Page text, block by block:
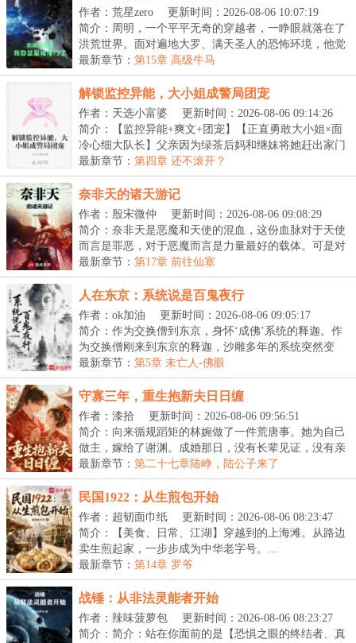
作者：荒星zero
更新时间：2026-08-06 10:07:19
简介：周明，一个平平无奇的穿越者，一睁眼就落在了
洪荒世界。面对遍地大罗、满天圣人的恐怖环境，他觉
醒...
最新章节： 第15章 高级牛马
解锁监控异能，大小姐成警局团宠
作者：天选小富婆
更新时间：2026-08-06 09:14:26
简介：【监控异能+爽文+团宠】【正直勇敢大小姐×面
冷心细大队长】父亲因为绿茶后妈和继妹将她赶出家门
的...
最新章节： 第四章 还不滚开？
奈非天的诸天游记
作者：殷宋微仲
更新时间：2026-08-06 09:08:29
简介：奈非天是恶魔和天使的混血，这份血脉对于天使
而言是罪恶，对于恶魔而言是力量最好的载体。可是对
于...
最新章节： 第17章 前往仙塞
人在东京：系统说是百鬼夜行
作者：ok加油
更新时间：2026-08-06 09:05:17
简介：作为交换僧到东京，身怀‘成佛’系统的释迦。作
为交换僧刚来到东京的释迦，沙雕多年的系统突然变
了...
最新章节： 第5章 未亡人-佛眼
守寡三年，重生抱新夫日日缠
作者：漆拾
更新时间：2026-08-06 09:56:51
简介：向来循规蹈矩的林婉做了一件荒唐事。她为自己
做主，嫁给了谢渊。成婚那日，没有长辈见证，没有亲
友...
最新章节： 第二十七章陆峥，陆公子来了
民国1922：从生煎包开始
作者：超韧面巾纸
更新时间：2026-08-06 08:23:47
简介：【美食、日常、江湖】穿越到的上海滩。从路边
卖生煎起家，一步步成为中华老字号。...
最新章节： 第14章 罗爷
战锤：从非法灵能者开始
作者：辣味菠萝包
更新时间：2026-08-06 08:23:27
简介：简介：站在你面前的是【恐惧之眼的终结者、真